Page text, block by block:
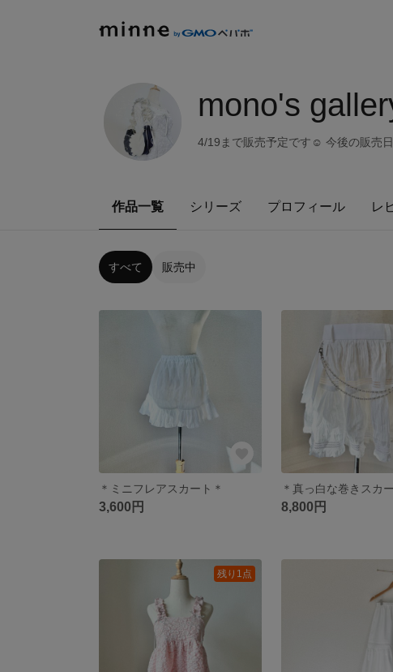
mono's
4/19まで販売予定です☺︎ 今後の販売
作品一覧 シリーズ プロフィール レ
すべて 販売中
＊ミニフレアスカート＊
3,600円
＊真っ白な巻きスカ
8,800円
残り1点